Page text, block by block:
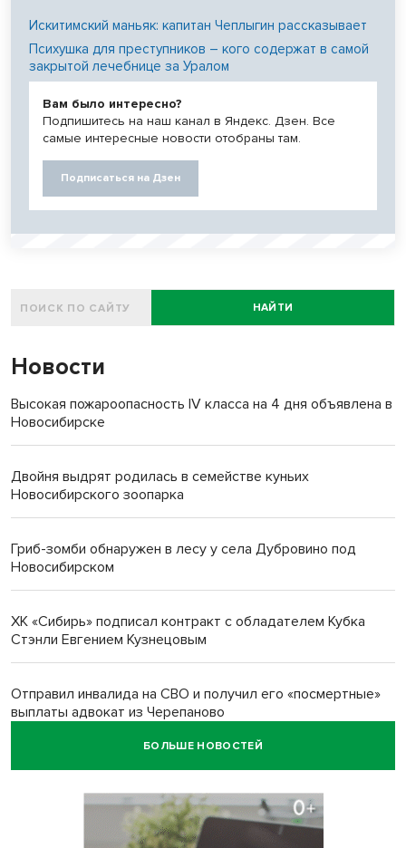
Искитимский маньяк: капитан Чеплыгин рассказывает
Психушка для преступников – кого содержат в самой
закрытой лечебнице за Уралом
Вам было интересно?
Подпишитесь на наш канал в Яндекс. Дзен. Все
самые интересные новости отобраны там.
Подписаться на Дзен
НАЙТИ
Новости
Высокая пожароопасность IV класса на 4 дня объявлена в
Новосибирске
Двойня выдрят родилась в семействе куньих
Новосибирского зоопарка
Гриб-зомби обнаружен в лесу у села Дубровино под
Новосибирском
ХК «Сибирь» подписал контракт с обладателем Кубка
Стэнли Евгением Кузнецовым
Отправил инвалида на СВО и получил его «посмертные»
выплаты адвокат из Черепаново
Андрей Травников поздравил новосибирцев с
Ученики новосибирского лицея победили в
БОЛЬШЕ НОВОСТЕЙ